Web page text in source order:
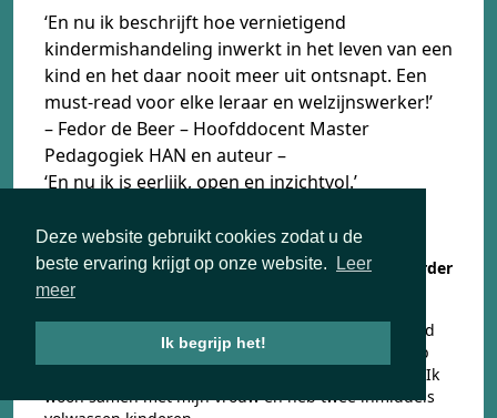
Deze website gebruikt cookies zodat u de
beste ervaring krijgt op onze website.
Leer
meer
Ik begrijp het!
‘En nu ik beschrijft hoe vernietigend
kindermishandeling inwerkt in het leven van een
kind en het daar nooit meer uit ontsnapt. Een
must-read voor elke leraar en welzijnswerker!’
– Fedor de Beer – Hoofddocent Master
Pedagogiek HAN en auteur –
‘En nu ik is eerlijk, open en inzichtvol.’
Autobiografische roman - paperback
Lees verder
In 1978 ben ik met mijn ouders en broertje verhuisd
naar Apeldoorn, waar ik de rest van mijn jeugd heb
doorgebracht en mijn VWO opleiding heb gedaan. Ik
woon samen met mijn vrouw en heb twee inmiddels